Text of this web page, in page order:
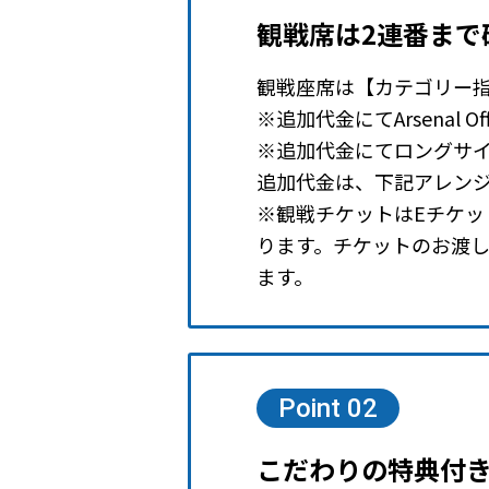
観戦席は2連番ま
観戦座席は【カテゴリー
※追加代金にてArsenal
※追加代金にてロングサ
追加代金は、下記アレン
※観戦チケットはEチケ
ります。チケットのお渡
ます。
Point 02
こだわりの特典付